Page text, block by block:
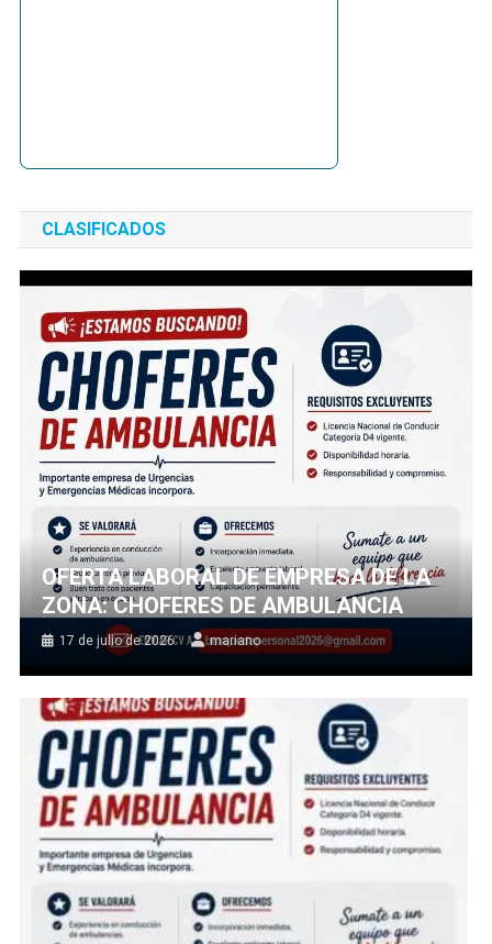
CLASIFICADOS
OFERTA LABORAL DE EMPRESA DE LA
ZONA: CHOFERES DE AMBULANCIA
17 de julio de 2026 mariano